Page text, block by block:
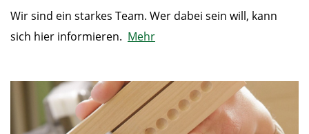
Wir sind ein starkes Team. Wer dabei sein will, kann
sich hier informieren. Mehr